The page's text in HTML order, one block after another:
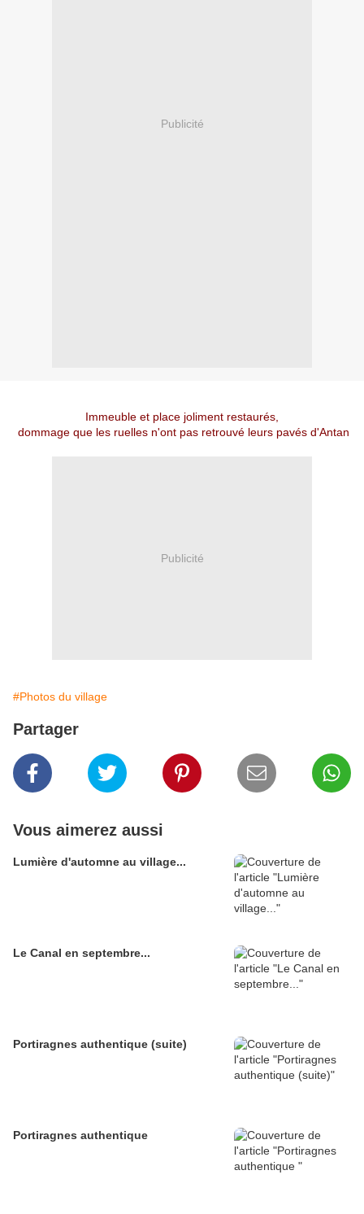
Publicité
Immeuble et place joliment restaurés,
dommage que les ruelles n'ont pas retrouvé leurs pavés d'Antan
Publicité
#Photos du village
Partager
Vous aimerez aussi
Lumière d'automne au village...
Le Canal en septembre...
Portiragnes authentique (suite)
Portiragnes authentique